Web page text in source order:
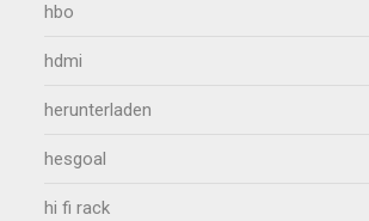
hbo
hdmi
herunterladen
hesgoal
hi fi rack